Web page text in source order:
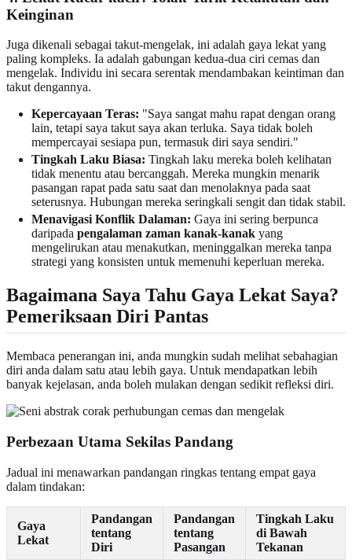
Keinginan
Juga dikenali sebagai takut-mengelak, ini adalah gaya lekat yang
paling kompleks. Ia adalah gabungan kedua-dua ciri cemas dan
mengelak. Individu ini secara serentak mendambakan keintiman dan
takut dengannya.
Kepercayaan Teras: "Saya sangat mahu rapat dengan orang
lain, tetapi saya takut saya akan terluka. Saya tidak boleh
mempercayai sesiapa pun, termasuk diri saya sendiri."
Tingkah Laku Biasa: Tingkah laku mereka boleh kelihatan
tidak menentu atau bercanggah. Mereka mungkin menarik
pasangan rapat pada satu saat dan menolaknya pada saat
seterusnya. Hubungan mereka seringkali sengit dan tidak stabil.
Menavigasi Konflik Dalaman: Gaya ini sering berpunca
daripada pengalaman zaman kanak-kanak yang
mengelirukan atau menakutkan, meninggalkan mereka tanpa
strategi yang konsisten untuk memenuhi keperluan mereka.
Bagaimana Saya Tahu Gaya Lekat Saya?
Pemeriksaan Diri Pantas
Membaca penerangan ini, anda mungkin sudah melihat sebahagian
diri anda dalam satu atau lebih gaya. Untuk mendapatkan lebih
banyak kejelasan, anda boleh mulakan dengan sedikit refleksi diri.
Perbezaan Utama Sekilas Pandang
Jadual ini menawarkan pandangan ringkas tentang empat gaya
dalam tindakan:
Gaya
Lekat
Pandangan
tentang
Diri
Pandangan
tentang
Pasangan
Tingkah Laku
di Bawah
Tekanan